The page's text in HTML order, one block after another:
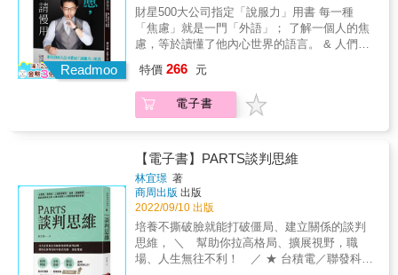
隱藏在表情語言及行為背後的線索。＃愈早蒐
集到愈多關於對手的需求、限制、組織壓力等
資訊，你就愈有討價還價的能力。&▎一眼看穿
小人花招，退散！＃6大特徵：⑴一開始就提出
強硬要求或荒謬建議；⑵談判代表沒有實權無
法決策或讓步；⑶會突然發脾氣或裝軟弱哭
泣，讓你傻眼與屈服；⑷你的讓步被他們看成
＃3種應對：遇到談判小人，你可以⑴轉身離開
另謀發展；⑵跟他拚了；⑶從非輸即贏轉變為
互惠合作。&▎收穫談判雙贏果實！＃將談判重
點從「戰勝對方」轉移到「解決問題」。＃試
著從對方角度來看問題，帶著同理心傾聽，找
出對方真正需求。＃用心交流與對方建立信任
關係，並先取得對方周圍眾人的支持，用真誠
是人際關係、職場工作、買賣交易等，談判無
所不在， 善用書中的例子，你也能成為遊刃有
餘的談判高手。
教練 林依柔｜聲音表達講師、作家 & 有一句話
說「有人的地方就有江湖」。但我覺得其實應
該是說「有人的地方就要談判」。 看完本書，
收穫滿滿，侯勳不只是談判大叔，也是談判大
師。祝福侯勳這本書大賣，我相信這本書的讀
Readmoo
財星500大公司指定「說服力」用書 每一種
「焦慮」就是一門「外語」； 了解一個人的焦
慮，等於讀懂了他內心世界的語言。 & 人們
國的，根本聽不懂彼此的焦慮。 所以在準備談
判或溝通前，請先清空自己的焦慮。 你才能空
出你的感官，準備好「下載」對方的焦慮，以
學會聽懂並遙控對手的焦慮，你才算贏！ & 專
業推薦 & 謝文憲｜企業講師、作家、主持人 蔡
志雄｜包租公律師 王介安｜GAS口語魅力培訓
&reg;創辦人 羅鈞鴻（小虎）｜知名講師、聲音
教練 林依柔｜聲音表達講師、作家 & 有一句話
說「有人的地方就有江湖」。但我覺得其實應
該是說「有人的地方就要談判」。 看完本書，
收穫滿滿，侯勳不只是談判大叔，也是談判大
特價 266 元
電子書
【電子書】PARTS談判思維
林宜璟 著
商周出版 出版
2022/09/10 出版
培養不撕破臉就能打破僵局、建立關係的談判
思維， ＼ 幫助你拉高格局、擴展視野，職
場、人生無往不利！ ／ ★ 台積電／聯發科／